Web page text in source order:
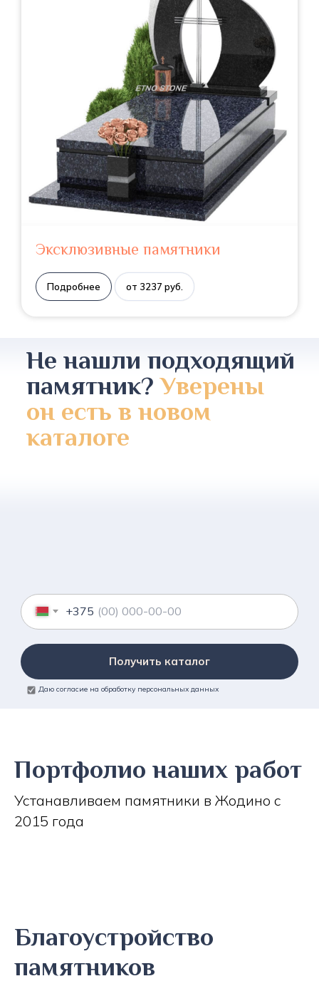
Эксклюзивные памятники
Подробнее от 3237 руб.
Не нашли подходящий
памятник?Уверены
он есть в новом
каталоге
+375
Получить каталог
Даю согласие на обработку персональных данных
Портфолио наших работ
Устанавливаем памятники в Жодино с
2015 года
Благоустройство
памятников